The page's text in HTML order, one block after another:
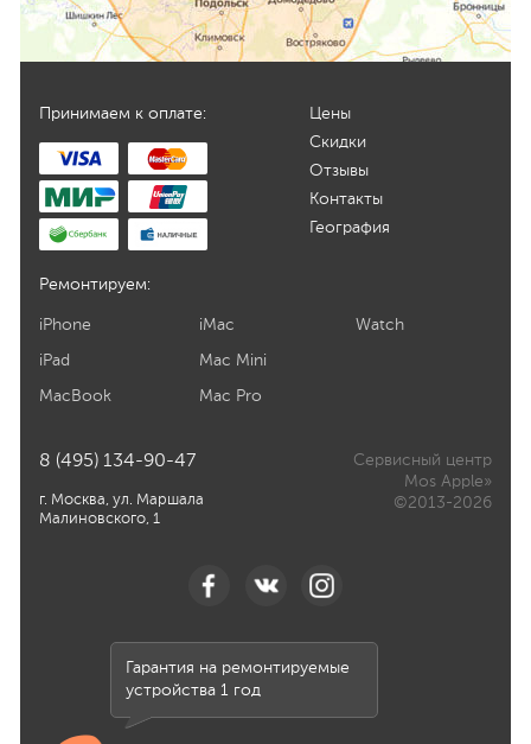
Принимаем к оплате:
Цены
Скидки
Отзывы
Контакты
География
Ремонтируем:
iPhone
iPad
MacBook
iMac
Mac Mini
Mac Pro
Watch
8 (495) 134-90-47
г. Москва, ул. Маршала
Малиновского, 1
Сервисный центр
Mos Apple»
©2013-2026
Гарантия на ремонтируемые
устройства 1 год